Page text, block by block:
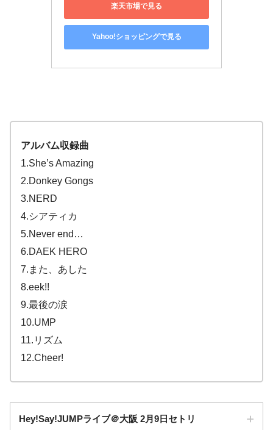
楽天市場で見る
Yahoo!ショッピングで見る
アルバム収録曲
1.She’s Amazing
2.Donkey Gongs
3.NERD
4.シアティカ
5.Never end…
6.DAEK HERO
7.また、あした
8.eek!!
9.最後の涙
10.UMP
11.リズム
12.Cheer!
Hey!Say!JUMPライブ＠大阪 2月9日セトリ